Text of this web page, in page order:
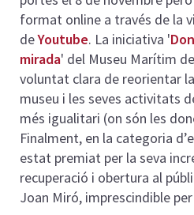
format online a través de la
deYoutube. La iniciativa '
mirada' del Museu Marítim
voluntat clara de reorientar
museu i les seves activitats
més igualitari (on són les
Finalment, en la categoria
estat premiat per la seva
recuperació i obertura al
Joan Miró, imprescindible